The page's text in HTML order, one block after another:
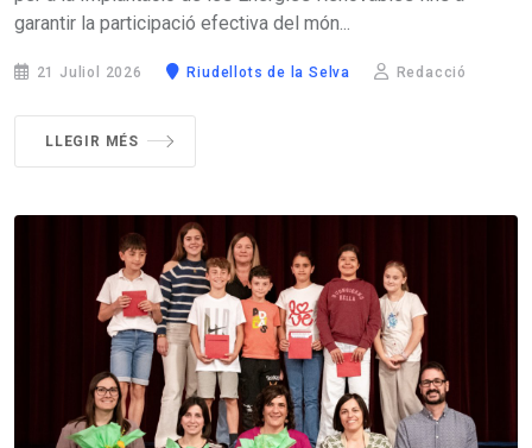
garantir la participació efectiva del món...
21 Juliol 2026 Riudellots de la Selva Redacció
LLEGIR MÉS